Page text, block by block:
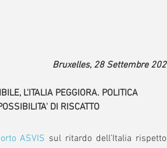
Bruxelles, 28 Settembre 202
L'ITALIA PEGGIORA. POLITICA
DI RISCATTO
ASVIS sul ritardo dell’Italia rispetto